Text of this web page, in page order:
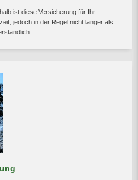
ist diese Versicherung für Ihr
jedoch in der Regel nicht länger als